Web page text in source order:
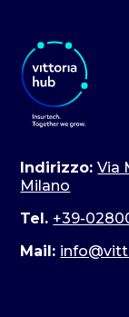
Indirizzo:Via
Milano
Tel. +39-
Mail: